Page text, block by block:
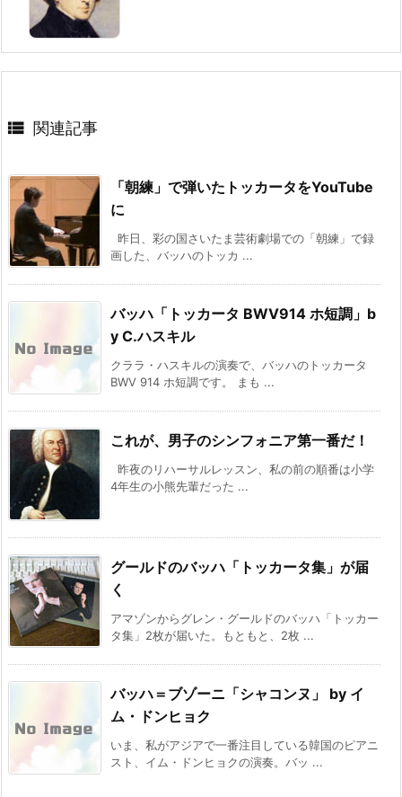
 関連記事
「朝練」で弾いたトッカータをYouTube
に
昨日、彩の国さいたま芸術劇場での「朝練」で録
画した、バッハのトッカ ...
バッハ「トッカータ BWV914 ホ短調」b
y C.ハスキル
クララ・ハスキルの演奏で、バッハのトッカータ
BWV 914 ホ短調です。 まも ...
これが、男子のシンフォニア第一番だ！
昨夜のリハーサルレッスン、私の前の順番は小学
4年生の小熊先輩だった ...
グールドのバッハ「トッカータ集」が届
く
アマゾンからグレン・グールドのバッハ「トッカー
タ集」2枚が届いた。もともと、2枚 ...
バッハ＝ブゾーニ「シャコンヌ」 by イ
ム・ドンヒョク
いま、私がアジアで一番注目している韓国のピアニ
スト、イム・ドンヒョクの演奏。バッ ...